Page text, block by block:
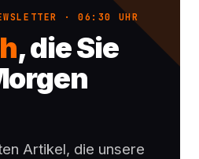
· 06:30 UHR
, die Sie
Artikel, die unsere